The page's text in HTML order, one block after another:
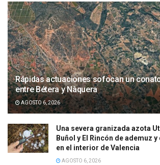
Rápidas actuaciones sofocan un
entre Bétera y Nàquera
AGOSTO 6, 2026
Una severa granizada azota
Buñol y El Rincón de ademuz
en el interior de Valencia
AGOSTO 6, 2026